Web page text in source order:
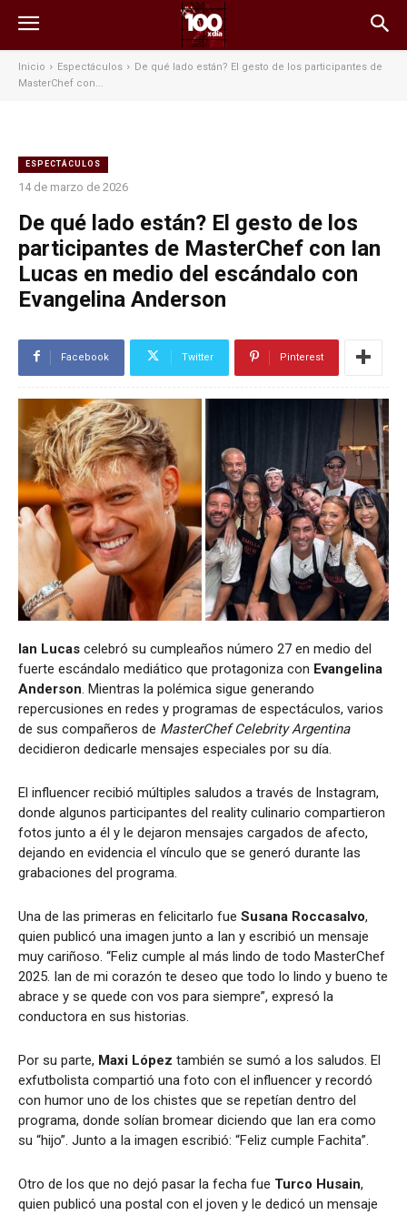
Inicio Espectáculos
De qué lado están? El gesto de los participantes de
MasterChef con...
ESPECTÁCULOS
14 de marzo de 2026
De qué lado están? El gesto de los
participantes de MasterChef con Ian
Lucas en medio del escándalo con
Evangelina Anderson
Facebook Twitter Pinterest
Ian Lucas celebró su cumpleaños número 27 en medio del
fuerte escándalo mediático que protagoniza con Evangelina
Anderson. Mientras la polémica sigue generando
repercusiones en redes y programas de espectáculos, varios
de sus compañeros de MasterChef Celebrity Argentina
decidieron dedicarle mensajes especiales por su día.
El influencer recibió múltiples saludos a través de Instagram,
donde algunos participantes del reality culinario compartieron
fotos junto a él y le dejaron mensajes cargados de afecto,
dejando en evidencia el vínculo que se generó durante las
grabaciones del programa.
Una de las primeras en felicitarlo fue Susana Roccasalvo,
quien publicó una imagen junto a Ian y escribió un mensaje
muy cariñoso. “Feliz cumple al más lindo de todo MasterChef
2025. Ian de mi corazón te deseo que todo lo lindo y bueno te
abrace y se quede con vos para siempre”, expresó la
conductora en sus historias.
Por su parte, Maxi López también se sumó a los saludos. El
exfutbolista compartió una foto con el influencer y recordó
con humor uno de los chistes que se repetían dentro del
programa, donde solían bromear diciendo que Ian era como
su “hijo”. Junto a la imagen escribió: “Feliz cumple Fachita”.
Otro de los que no dejó pasar la fecha fue Turco Husain,
quien publicó una postal con el joven y le dedicó un mensaje